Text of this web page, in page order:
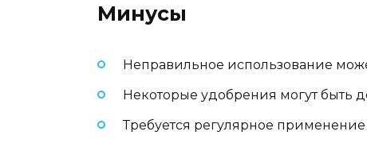
Минусы
Неправильное использование
Некоторые удобрения могут быть
Требуется регулярное